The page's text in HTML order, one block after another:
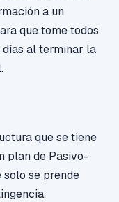
a un
que tome todos
al terminar la
que se tiene
plan de Pasivo-
solo se prende